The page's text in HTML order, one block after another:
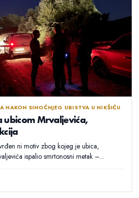
NAKON SINOĆNJEG UBISTVA U NIKŠIĆU
ubicom Mrvaljevića,
ni motiv zbog kojeg je ubica,
ispalio smrtonosni metak –...